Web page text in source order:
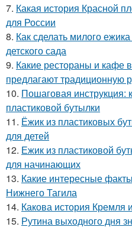
7. Какая история Красной
для России
8. Как сделать милого
детского сада
9. Какие рестораны и кафе
предлагают традиционную
10. Пошаговая инструкция:
пластиковой бутылки
11. Ёжик из пластиковых
для детей
12. Ежик из пластиковой
для начинающих
13. Какие интересные
Нижнего Тагила
14. Какова история Кремля
15. Рутина выходного дня